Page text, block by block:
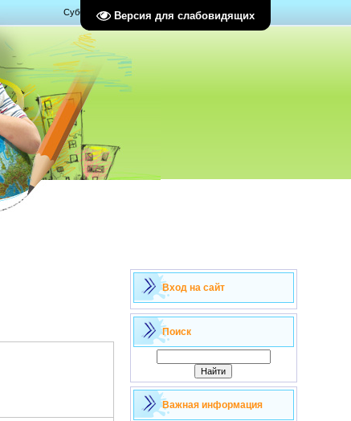
Версия для слабовидящих
Суббота, 08.08.2026, 01:43
Вход на сайт
Поиск
Важная информация